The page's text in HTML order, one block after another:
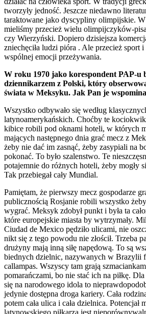
tworzyły jedność. Jeszcze niedawno
taraktowane jako dyscypliny olimpijskie.
mieliśmy przecież wielu olimpijczyków-
czy Wierzyński. Dopiero dzisiejsza
zniechęciła ludzi pióra . Ale przecież sport i
wspólnej emocji przeżywania.
W roku 1970 jako korespondent PAP-u
dziennikarzem z Polski, który
świata w Meksyku. Jak Pan je
Wszystko odbywało się według
latynoamerykańskich. Choćby te
kibice robili pod oknami hoteli, w których
mających następnego dnia grać mecz z
żeby nie dać im zasnąć, żeby zasypiali na
pokonać. To było szalenstwo. Te
potajemnie do różnych hoteli, żeby mogły
Tak przebiegał cały Mundial.
Pamiętam, że pierwszy mecz gospodarze
publicznością Rosjanie robili wszystko
wygrać. Meksyk zdobył punkt i była ta
które europejskie miasta by wytrzymały.
Ciudad de Mexico pędziło ulicami, nie
nikt się z tego powodu nie złościł. Trzeba
drużyny mają inną siłę napędową. To są
biednych dzielnic, nazywanych w Brazylii
callampas. Wszyscy tam grają
pomarańczami, bo nie stać ich na piłkę.
się na narodowego idola to
jedynie dostępna droga kariery. Cała
potem cała ulica i cała dzielnica. Potencjał
latynowskiego piłkarza jest